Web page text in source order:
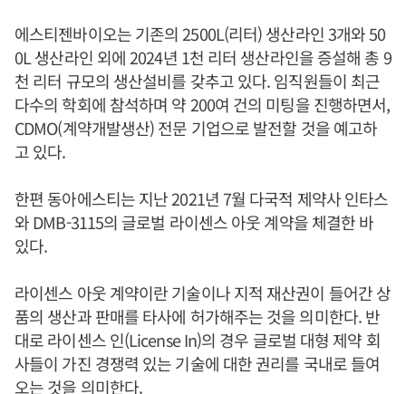
에스티젠바이오는 기존의 2500L(리터) 생산라인 3개와 50
0L 생산라인 외에 2024년 1천 리터 생산라인을 증설해 총 9
천 리터 규모의 생산설비를 갖추고 있다. 임직원들이 최근
다수의 학회에 참석하며 약 200여 건의 미팅을 진행하면서,
CDMO(계약개발생산) 전문 기업으로 발전할 것을 예고하
고 있다.
한편 동아에스티는 지난 2021년 7월 다국적 제약사 인타스
와 DMB-3115의 글로벌 라이센스 아웃 계약을 체결한 바
있다.
라이센스 아웃 계약이란 기술이나 지적 재산권이 들어간 상
품의 생산과 판매를 타사에 허가해주는 것을 의미한다. 반
대로 라이센스 인(License In)의 경우 글로벌 대형 제약 회
사들이 가진 경쟁력 있는 기술에 대한 권리를 국내로 들여
오는 것을 의미한다.